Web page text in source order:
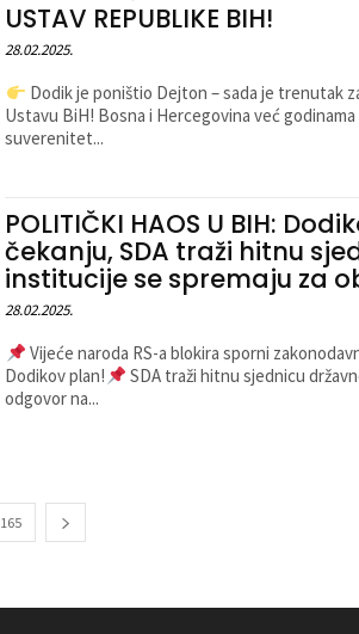
USTAV REPUBLIKE BIH!
28.02.2025.
Dodik je poništio Dejton – sada je trenutak
Ustavu BiH! Bosna i Hercegovina već
suverenitet...
POLITIČKI HAOS U BIH:
čekanju, SDA traži hitnu
institucije se spremaju za
28.02.2025.
Vijeće naroda RS-a blokira sporni
Dodikov plan!
SDA traži hitnu sjednicu
odgovor na...
165